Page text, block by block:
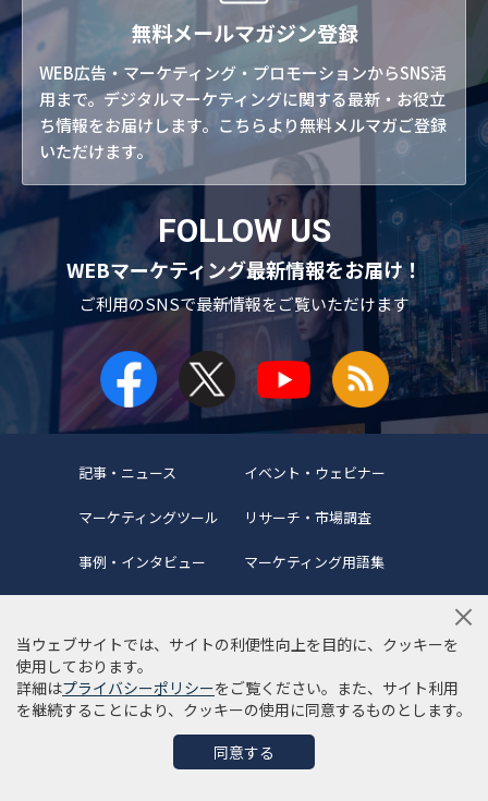
無料メールマガジン登録
WEB広告・マーケティング・プロモーションからSNS活
用まで。デジタルマーケティングに関する最新・お役立
ち情報をお届けします。こちらより無料メルマガご登録
いただけます。
FOLLOW US
WEBマーケティング最新情報をお届け！
ご利用のSNSで最新情報をご覧いただけます
記事・ニュース イベント・ウェビナー
マーケティングツール リサーチ・市場調査
事例・インタビュー マーケティング用語集
当サイトについて 編集ポリシー
サイトマップ
利用規約
個人情報保護方針
©Copyright 2022 SYNCAD .All Rights Reserved.
当ウェブサイトでは、サイトの利便性向上を目的に、クッキーを
使用しております。
詳細はプライバシーポリシーをご覧ください。また、サイト利用
を継続することにより、クッキーの使用に同意するものとします。
同意する